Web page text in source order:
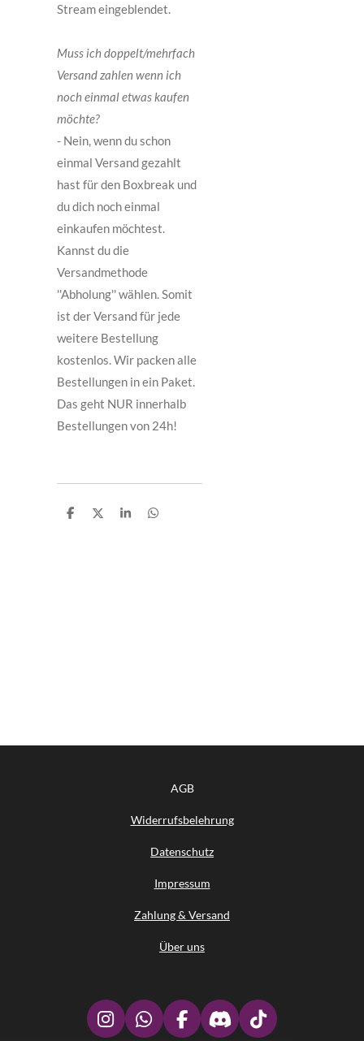
Stream eingeblendet.
Muss ich doppelt/mehrfach
Versand zahlen wenn ich
noch einmal etwas kaufen
möchte?
- Nein, wenn du schon
einmal Versand gezahlt
hast für den Boxbreak und
du dich noch einmal
einkaufen möchtest.
Kannst du die
Versandmethode
''Abholung'' wählen. Somit
ist der Versand für jede
weitere Bestellung
kostenlos. Wir packen alle
Bestellungen in ein Paket.
Das geht NUR innerhalb
Bestellungen von 24h!
T
T
T
T
AGB
Widerrufsbelehrung
Datenschutz
Impressum
Zahlung & Versand
Über uns
I
W
F
D
T